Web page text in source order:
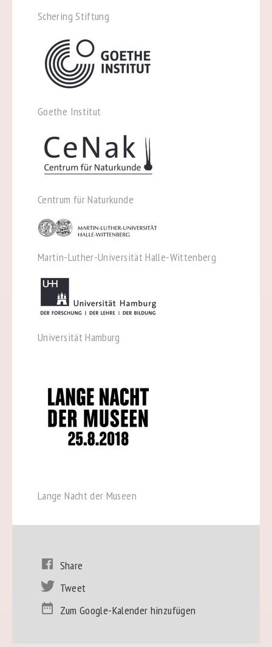
Schering Stiftung
Goethe Institut
Centrum für Naturkunde
Martin-Luther-Universität Halle-Wittenberg
Universität Hamburg
Lange Nacht der Museen
Share
Tweet
Zum Google-Kalender hinzufügen